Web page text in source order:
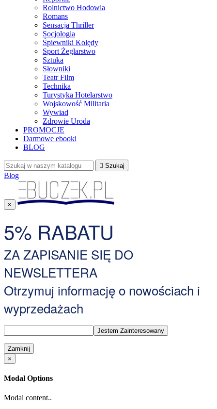
Rolnictwo Hodowla
Romans
Sensacja Thriller
Socjologia
Śpiewniki Kolędy
Sport Żeglarstwo
Sztuka
Słowniki
Teatr Film
Technika
Turystyka Hotelarstwo
Wojskowość Militaria
Wywiad
Zdrowie Uroda
PROMOCJE
Darmowe ebooki
BLOG
 Szukaj
Blog
×
5% RABATU
ZA ZAPISANIE SIĘ DO
NEWSLETTERA
Otrzymuj informację o nowościach i
wyprzedażach
Zamknij
×
Modal Options
Modal content..